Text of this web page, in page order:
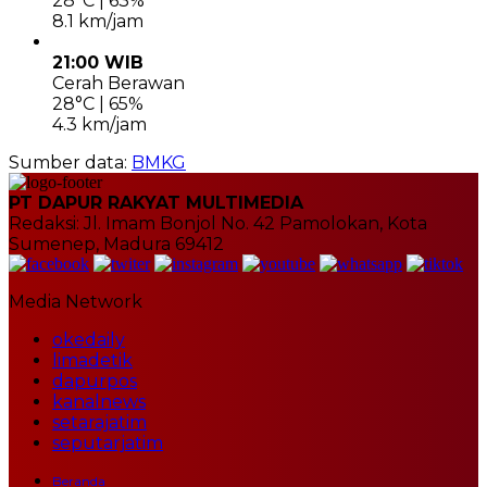
8.1 km/jam
21:00 WIB
Cerah Berawan
28°C | 65%
4.3 km/jam
Sumber data: BMKG
PT DAPUR RAKYAT MULTIMEDIA
Redaksi: Jl. Imam Bonjol No. 42 Pamolokan, Kota
Sumenep, Madura 69412
Media Network
okedaily
limadetik
dapurpos
kanalnews
setarajatim
seputarjatim
Beranda